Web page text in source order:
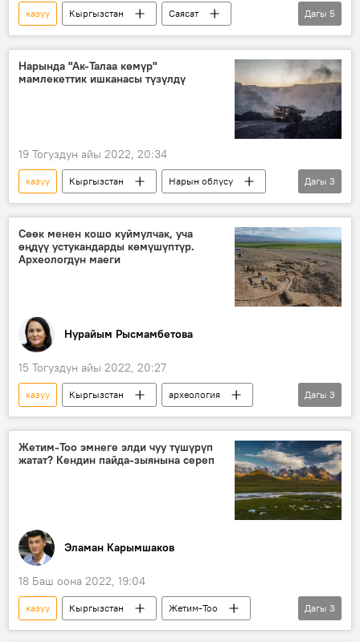
казуу Кыргызстан
Саясат
Акылбек Жапаров
курулуш
компания
тыюу салуу котлован
Дагы 5
Нарында "Ак-Талаа көмүр"
мамлекеттик ишканасы түзүлдү
19 Тогуздун айы 2022, 20:34
казуу Кыргызстан
Нарын облусу
Ак-Талаа району
көмүр
Турук көмүр кени
Дагы 3
Сөөк менен кошо куймулчак, уча
өңдүү устукандарды көмүшүптүр.
Археологдун маеги
Нурайым Рысмамбетова
15 Тогуздун айы 2022, 20:27
казуу Кыргызстан
археология
Аида Абдыканова
маек
Боз-Бармак
Дагы 3
Жетим-Тоо эмнеге элди чуу түшүрүп
жатат? Кендин пайда-зыянына сереп
Эламан Карымшаков
18 Баш оона 2022, 19:04
казуу Кыргызстан
Жетим-Тоо
кен
изилдөө пикир
Дагы 3